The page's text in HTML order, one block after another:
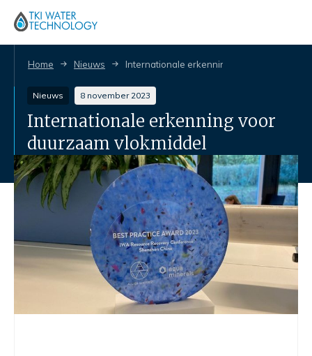
Home Nieuws Internationale erkenning voor duurzaam
Nieuws 8 november 2023
Internationale erkenning voor
duurzaam vlokmiddel